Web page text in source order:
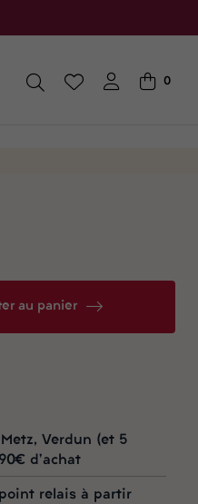
0
au panier
Verdun (et 5
d'achat
relais à partir